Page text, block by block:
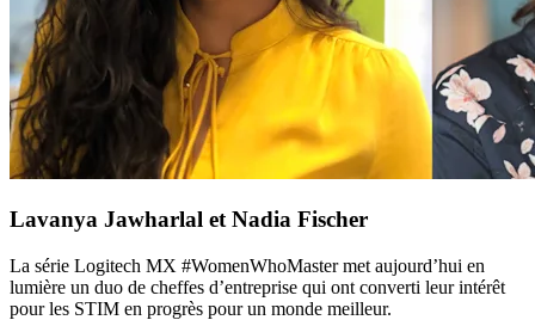
Lavanya Jawharlal et Nadia Fischer
La série Logitech MX #WomenWhoMaster met aujourd’hui en
lumière un duo de cheffes d’entreprise qui ont converti leur intérêt
pour les STIM en progrès pour un monde meilleur.